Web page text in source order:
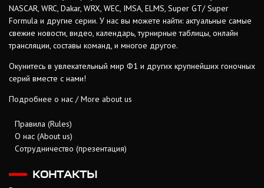
NASCAR, WRC, Dakar, WRX, WEC, IMSA, ELMS, Super GT/ Super
Formula и другие серии. У нас вы можете найти: актуальные самые
свежие новости, видео, календарь, турнирные таблицы, онлайн
трансляции, составы команд, и многое другое.
Окунитесь в увлекательный мир Ф1 и других крупнейших гоночных
серий вместе с нами!
Подробнее о нас / More about us
Правила (Rules)
О нас (About us)
Сотрудничество (презентация)
КОНТАКТЫ